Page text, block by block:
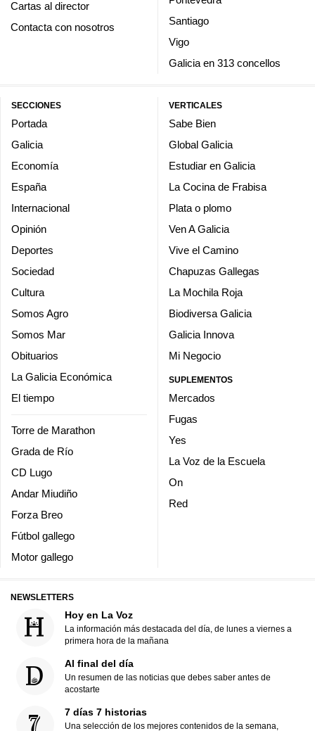
Cartas al director
Contacta con nosotros
Santiago
Vigo
Galicia en 313 concellos
SECCIONES
Portada
Galicia
Economía
España
Internacional
Opinión
Deportes
Sociedad
Cultura
Somos Agro
Somos Mar
Obituarios
La Galicia Económica
El tiempo
Torre de Marathon
Grada de Río
CD Lugo
Andar Miudiño
Forza Breo
Fútbol gallego
Motor gallego
VERTICALES
Sabe Bien
Global Galicia
Estudiar en Galicia
La Cocina de Frabisa
Plata o plomo
Ven A Galicia
Vive el Camino
Chapuzas Gallegas
La Mochila Roja
Biodiversa Galicia
Galicia Innova
Mi Negocio
SUPLEMENTOS
Mercados
Fugas
Yes
La Voz de la Escuela
On
Red
NEWSLETTERS
Hoy en La Voz
La información más destacada del día, de lunes a viernes a
primera hora de la mañana
Al final del día
Un resumen de las noticias que debes saber antes de
acostarte
7 días 7 historias
Una selección de los mejores contenidos de la semana,